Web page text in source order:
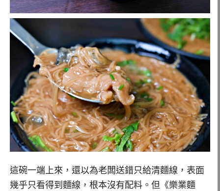
這碗一端上來，還以為老闆送錯只給清麵線，表面
幾乎只看得到麵線，根本沒有配料。但《樂業麵